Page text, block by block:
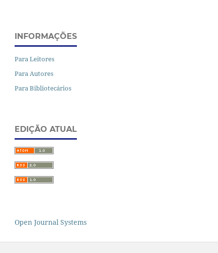
INFORMAÇÕES
Para Leitores
Para Autores
Para Bibliotecários
EDIÇÃO ATUAL
Open Journal Systems